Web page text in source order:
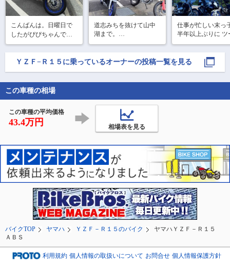
こんばんは。日曜日で
したがぴぴちゃんで🏍️
足柄〜金太郎ライン〜
箱根。大涌谷へと走っ
て来ました。
延命神社？でお参りし
べて、黒たまご買っ
見
道志みちを抜けて山中
湖まで。
か、道志道の駅には４
て富士山は見えず。
仕事が忙しい末っ
半年以上ぶりに ツ
ングデート🤩
私が以前乗ってた
スタも綺麗にメン
ンスしてくれてて
ＹＺＦ−Ｒ１５ に乗っているオーナーの投稿一覧を見る
この車種の相場
この車種の平均価格
43.4万円 相場表を見る
バイクTOP ヤマハ ＹＺＦ－Ｒ１５のバイク
ヤマハＹＺＦ－Ｒ１５
ＡＢＳ
利用規約 個人情報の取扱いについて お問合せ 個人情報保護方針